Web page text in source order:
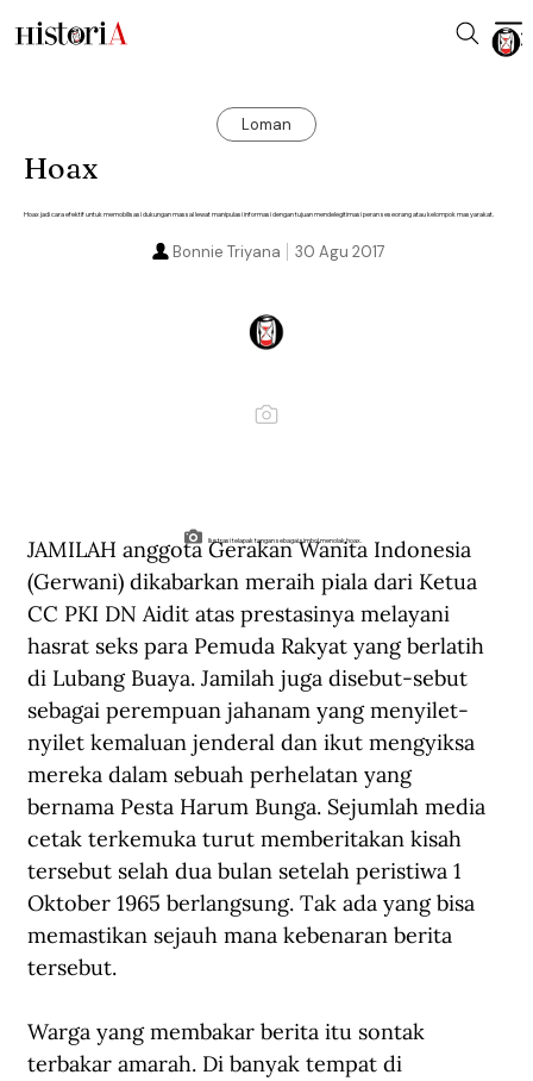
Loman
Hoax
Hoax jadi cara efektif untuk memobilisasi dukungan massal lewat manipulasi informasi dengan tujuan mendelegitimasi peran seseorang atau kelompok masyarakat.
30 Agu 2017
Bonnie Triyana
Ilustrasi telapak tangan sebagai simbol menolak hoax.
JAMILAH anggota Gerakan Wanita Indonesia
(Gerwani) dikabarkan meraih piala dari Ketua
CC PKI DN Aidit atas prestasinya melayani
hasrat seks para Pemuda Rakyat yang berlatih
di Lubang Buaya. Jamilah juga disebut-sebut
sebagai perempuan jahanam yang menyilet-
nyilet kemaluan jenderal dan ikut mengyiksa
mereka dalam sebuah perhelatan yang
bernama Pesta Harum Bunga. Sejumlah media
cetak terkemuka turut memberitakan kisah
tersebut selah dua bulan setelah peristiwa 1
Oktober 1965 berlangsung. Tak ada yang bisa
memastikan sejauh mana kebenaran berita
tersebut.
Warga yang membakar berita itu sontak
terbakar amarah. Di banyak tempat di